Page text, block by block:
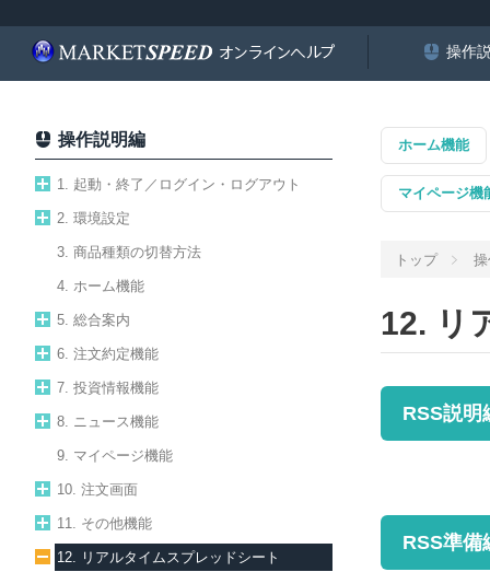
操作
ホーム機能
マイページ機
トップ
12. リ
RSS説明
RSS準備
操作説明編
1. 起動・終了／ログイン・ログアウト
2. 環境設定
3. 商品種類の切替方法
4. ホーム機能
5. 総合案内
6. 注文約定機能
7. 投資情報機能
8. ニュース機能
9. マイページ機能
10. 注文画面
11. その他機能
12. リアルタイムスプレッドシート